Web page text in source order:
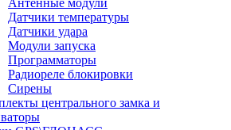
Антенные модули
Датчики температуры
Датчики удара
Модули запуска
Программаторы
Радиореле блокировки
Сирены
центрального замка и